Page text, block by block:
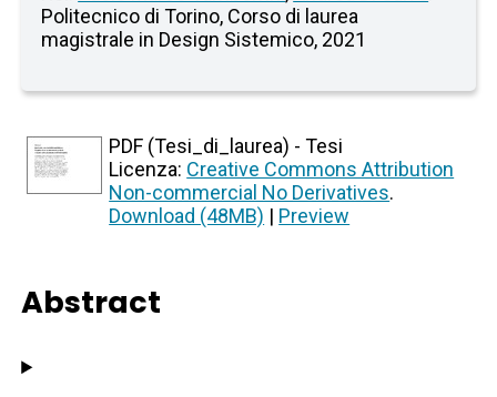
Politecnico di Torino, Corso di laurea
magistrale in Design Sistemico, 2021
PDF (Tesi_di_laurea) - Tesi
Licenza: Creative Commons Attribution
Non-commercial No Derivatives.
Download (48MB) | Preview
Abstract